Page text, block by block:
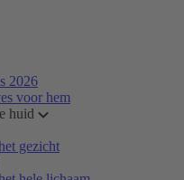
2026
voor hem
huid
gezicht